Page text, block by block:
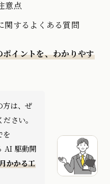
意点
関するよくある質問
イントを、わかりやす
方は、ぜ
さい。
を
AI 駆動開
かかる工